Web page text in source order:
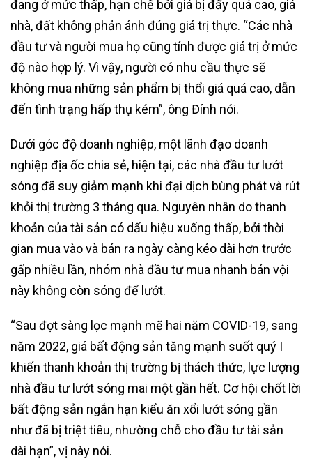
đang ở mức thấp, hạn chế bởi giá bị đẩy quá cao, giá
nhà, đất không phản ánh đúng giá trị thực. “Các nhà
đầu tư và người mua họ cũng tính được giá trị ở mức
độ nào hợp lý. Vì vậy, người có nhu cầu thực sẽ
không mua những sản phẩm bị thổi giá quá cao, dẫn
đến tình trạng hấp thụ kém”, ông Đính nói.
Dưới góc độ doanh nghiệp, một lãnh đạo doanh
nghiệp địa ốc chia sẻ, hiện tại, các nhà đầu tư lướt
sóng đã suy giảm mạnh khi đại dịch bùng phát và rút
khỏi thị trường 3 tháng qua. Nguyên nhân do thanh
khoản của tài sản có dấu hiệu xuống thấp, bởi thời
gian mua vào và bán ra ngày càng kéo dài hơn trước
gấp nhiều lần, nhóm nhà đầu tư mua nhanh bán vội
này không còn sóng để lướt.
“Sau đợt sàng lọc mạnh mẽ hai năm COVID-19, sang
năm 2022, giá bất động sản tăng mạnh suốt quý I
khiến thanh khoản thị trường bị thách thức, lực lượng
nhà đầu tư lướt sóng mai một gần hết. Cơ hội chốt lời
bất động sản ngắn hạn kiểu ăn xổi lướt sóng gần
như đã bị triệt tiêu, nhường chỗ cho đầu tư tài sản
dài hạn”, vị này nói.